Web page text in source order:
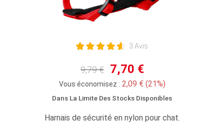
3 Avis
9,79 € 7,70 €
Vous économisez : 2,09 € (21%)
Dans La Limite Des Stocks Disponibles
Harnais de sécurité en nylon pour chat.